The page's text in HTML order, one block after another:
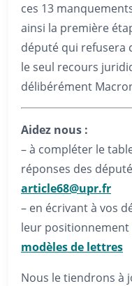
ces 13
ainsi la première
député qui refusera
le seul recours
délibérément
Aidez nous :
– à compléter le
réponses des
article68@upr.fr
– en écrivant à vos
leur positionnement
modèles de lettres
Nous le tiendrons à